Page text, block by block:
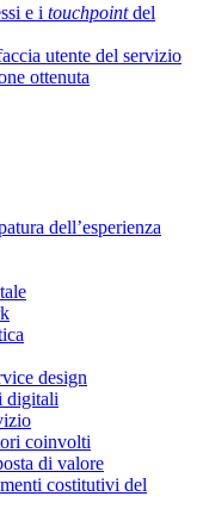
e i touchpointdel
utente del servizio
ottenuta
dell’esperienza
design
digitali
coinvolti
di valore
costitutivi del